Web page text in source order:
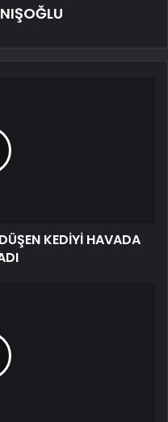
KEDİYİ HAVADA